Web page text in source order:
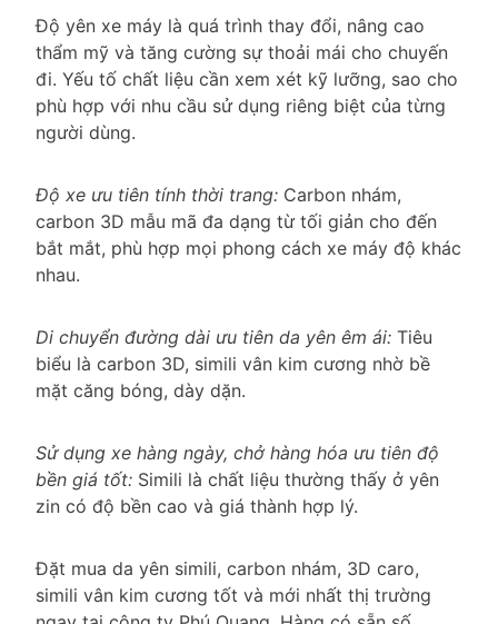
Độ yên xe máy là quá trình thay đổi, nâng cao
thẩm mỹ và tăng cường sự thoải mái cho chuyến
đi. Yếu tố chất liệu cần xem xét kỹ lưỡng, sao cho
phù hợp với nhu cầu sử dụng riêng biệt của từng
người dùng.
Độ xe ưu tiên tính thời trang: Carbon nhám,
carbon 3D mẫu mã đa dạng từ tối giản cho đến
bắt mắt, phù hợp mọi phong cách xe máy độ khác
nhau.
Di chuyển đường dài ưu tiên da yên êm ái: Tiêu
biểu là carbon 3D, simili vân kim cương nhờ bề
mặt căng bóng, dày dặn.
Sử dụng xe hàng ngày, chở hàng hóa ưu tiên độ
bền giá tốt: Simili là chất liệu thường thấy ở yên
zin có độ bền cao và giá thành hợp lý.
Đặt mua da yên simili, carbon nhám, 3D caro,
simili vân kim cương tốt và mới nhất thị trường